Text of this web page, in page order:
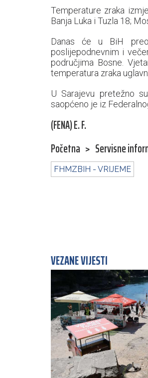
Temperature zraka
Banja Luka i Tuzla 18;
Danas će u BiH
poslijepodnevnim i
područjima Bosne.
temperatura zraka
U Sarajevu pretežno
saopćeno je iz
(FENA) E. F.
Početna > Servisne
FHMZBIH - VRIJEME
VEZANE VIJESTI